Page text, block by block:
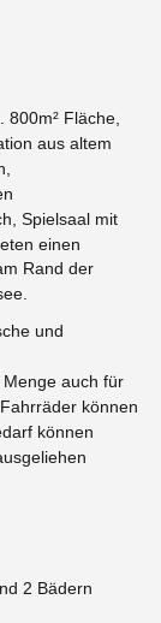
Fläche,
aus altem
Spielsaal mit
einen
Rand der
und
auch für
können
können
2 Bädern